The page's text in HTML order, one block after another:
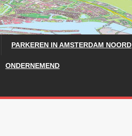
PARKEREN IN AMSTERDAM NOORD
ONDERNEMEND